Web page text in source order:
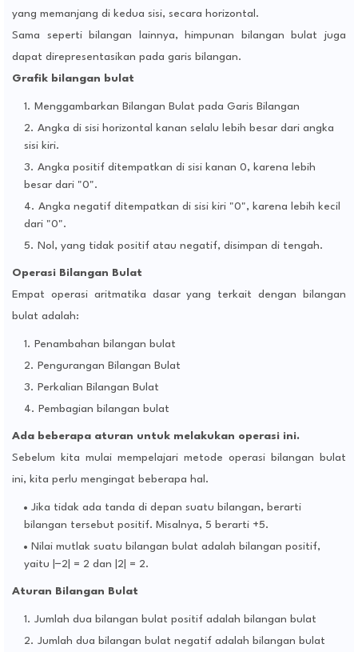
yang memanjang di kedua sisi, secara horizontal.
Sama seperti bilangan lainnya, himpunan bilangan bulat juga
dapat direpresentasikan pada garis bilangan.
Grafik bilangan bulat
Menggambarkan Bilangan Bulat pada Garis Bilangan
Angka di sisi horizontal kanan selalu lebih besar dari angka
sisi kiri.
Angka positif ditempatkan di sisi kanan 0, karena lebih
besar dari "0".
Angka negatif ditempatkan di sisi kiri "0", karena lebih kecil
dari "0".
Nol, yang tidak positif atau negatif, disimpan di tengah.
Operasi Bilangan Bulat
Empat operasi aritmatika dasar yang terkait dengan bilangan
bulat adalah:
Penambahan bilangan bulat
Pengurangan Bilangan Bulat
Perkalian Bilangan Bulat
Pembagian bilangan bulat
Ada beberapa aturan untuk melakukan operasi ini.
Sebelum kita mulai mempelajari metode operasi bilangan bulat
ini, kita perlu mengingat beberapa hal.
Jika tidak ada tanda di depan suatu bilangan, berarti
bilangan tersebut positif. Misalnya, 5 berarti +5.
Nilai mutlak suatu bilangan bulat adalah bilangan positif,
yaitu |−2| = 2 dan |2| = 2.
Aturan Bilangan Bulat
Jumlah dua bilangan bulat positif adalah bilangan bulat
Jumlah dua bilangan bulat negatif adalah bilangan bulat